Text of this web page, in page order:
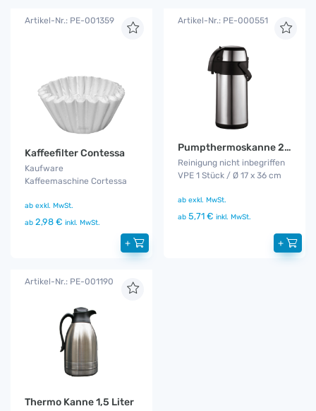
Artikel-Nr.: PE-001359
Kaffeefilter Contessa
Kaufware
Kaffeemaschine Cortessa
ab exkl. MwSt.
ab 2,98 € inkl. MwSt.
+
Artikel-Nr.: PE-000551
Pumpthermoskanne 2,5 Liter
Reinigung nicht inbegriffen
VPE 1 Stück / Ø 17 x 36 cm
ab exkl. MwSt.
ab 5,71 € inkl. MwSt.
+
Artikel-Nr.: PE-001190
Thermo Kanne 1,5 Liter